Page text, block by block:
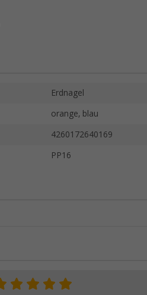
Erdnagel
orange, blau
4260172640169
PP16